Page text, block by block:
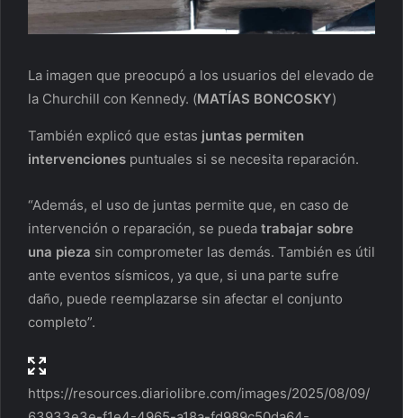
La imagen que preocupó a los usuarios del elevado de
la Churchill con Kennedy. (MATÍAS BONCOSKY)
También explicó que estas juntas permiten
intervenciones puntuales si se necesita reparación.
“Además, el uso de juntas permite que, en caso de
intervención o reparación, se pueda trabajar sobre
una pieza sin comprometer las demás. También es útil
ante eventos sísmicos, ya que, si una parte sufre
daño, puede reemplazarse sin afectar el conjunto
completo”.
https://resources.diariolibre.com/images/2025/08/09/